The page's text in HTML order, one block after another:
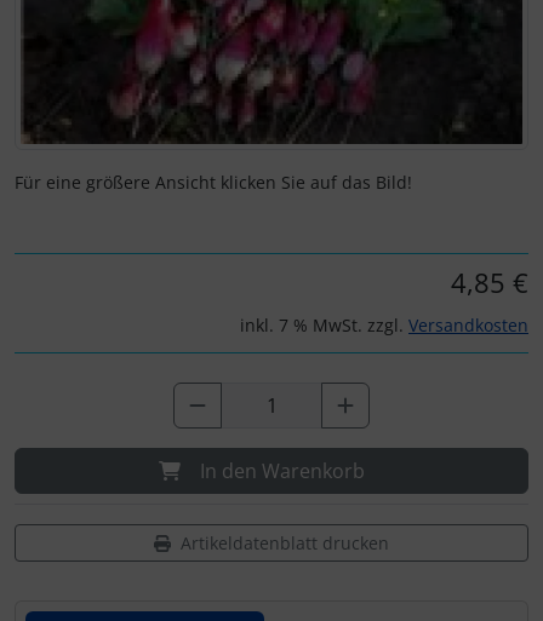
Für eine größere Ansicht klicken Sie auf das Bild!
4,85 €
inkl. 7 % MwSt. zzgl. Versandkosten
In den Warenkorb
Artikeldatenblatt drucken